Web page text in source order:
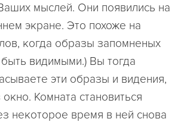
мыслей. Они появились на
экране. Это похоже на
когда образы запомненых
видимыми.) Вы тогда
эти образы и видения,
Комната становиться
некоторое время в ней снова